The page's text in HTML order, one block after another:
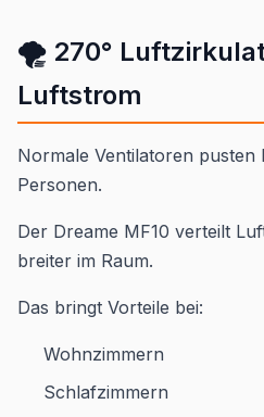
🌪️ 270°
Luftstrom
Normale Ventilatoren
Personen.
Der Dreame MF10 verteilt
breiter im Raum.
Das bringt Vorteile bei:
Wohnzimmern
Schlafzimmern